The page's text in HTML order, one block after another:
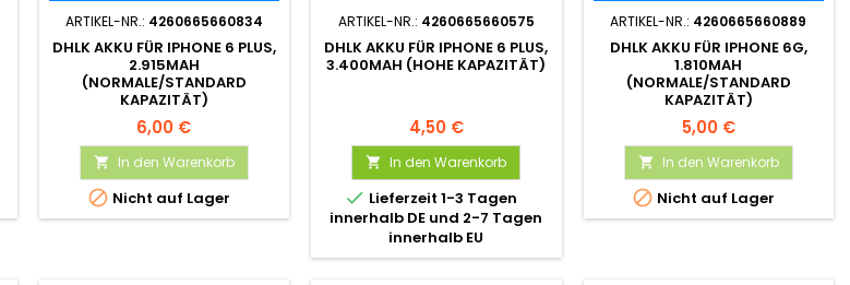
ARTIKEL-NR.: 4260665660834
DHLK AKKU FÜR IPHONE 6 PLUS,
2.915MAH
(NORMALE/STANDARD
KAPAZITÄT)
6,00 €
 In den Warenkorb
 Nicht auf Lager
ARTIKEL-NR.: 4260665660575
DHLK AKKU FÜR IPHONE 6 PLUS,
3.400MAH (HOHE KAPAZITÄT)
4,50 €
 In den Warenkorb
 Lieferzeit 1-3 Tagen
innerhalb DE und 2-7 Tagen
innerhalb EU
ARTIKEL-NR.: 4260665660889
DHLK AKKU FÜR IPHONE 6G,
1.810MAH
(NORMALE/STANDARD
KAPAZITÄT)
5,00 €
 In den Warenkorb
 Nicht auf Lager